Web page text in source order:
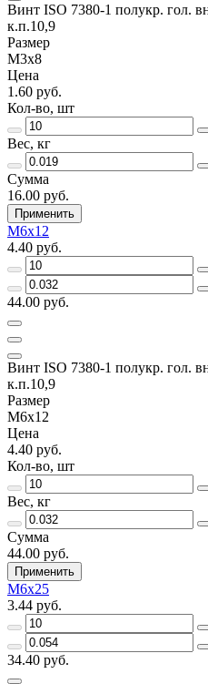
Винт ISO 7380-1 полукр. гол.
к.п.10,9
Размер
М3х8
Цена
1.60 руб.
Кол-во, шт
Вес, кг
Сумма
16.00 руб.
Применить
М6х12
4.40 руб.
44.00 руб.
Винт ISO 7380-1 полукр. гол.
к.п.10,9
Размер
М6х12
Цена
4.40 руб.
Кол-во, шт
Вес, кг
Сумма
44.00 руб.
Применить
М6х25
3.44 руб.
34.40 руб.